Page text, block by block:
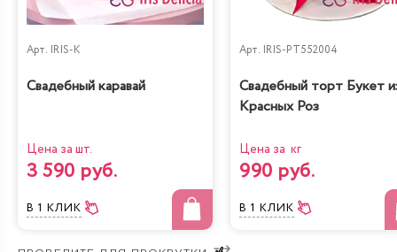
Арт. IRIS-K
Свадебный каравай
Цена за шт.
3 590 руб.
В 1 КЛИК
Арт. IRIS-PT552004
Свадебный торт Букет
Красных Роз
Цена за кг
990 руб.
В 1 КЛИК